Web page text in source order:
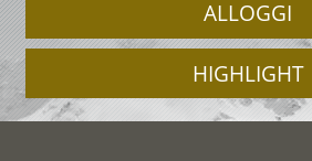
ALLOGGI
HIGHLIGHT